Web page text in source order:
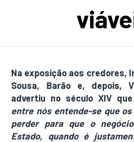
Na exposição aos credores,
Sousa, Barão e, depois,
advertiu no século XIV que
entre nós entende-se que
perder para que o
Estado, quando é